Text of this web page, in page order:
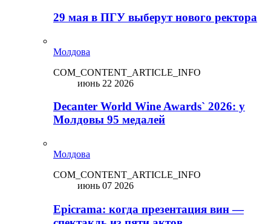
29 мая в ПГУ выберут нового ректора
Молдова
COM_CONTENT_ARTICLE_INFO
июнь 22 2026
Decanter World Wine Awards` 2026: у
Молдовы 95 медалей
Молдова
COM_CONTENT_ARTICLE_INFO
июнь 07 2026
Epicrama: когда презентация вин —